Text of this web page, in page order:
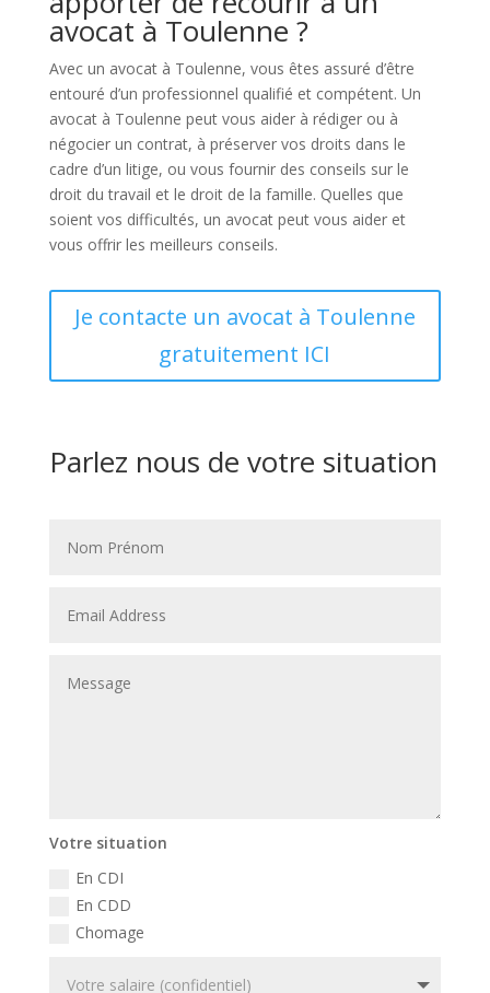
avocat à Toulenne ?
Avec un avocat à Toulenne, vous êtes assuré d’être
entouré d’un professionnel qualifié et compétent. Un
avocat à Toulenne peut vous aider à rédiger ou à
négocier un contrat, à préserver vos droits dans le
cadre d’un litige, ou vous fournir des conseils sur le
droit du travail et le droit de la famille. Quelles que
soient vos difficultés, un avocat peut vous aider et
vous offrir les meilleurs conseils.
Je contacte un avocat à Toulenne
gratuitement ICI
Parlez nous de votre situation
Votre situation
En CDI
En CDD
Chomage